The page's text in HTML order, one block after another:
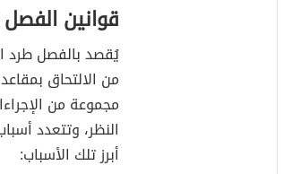
قوانين
يُقصد بالفصل طرد
من الالتحاق
مجموعة من
النظر، وتتعدد
أبرز تلك الأسباب: